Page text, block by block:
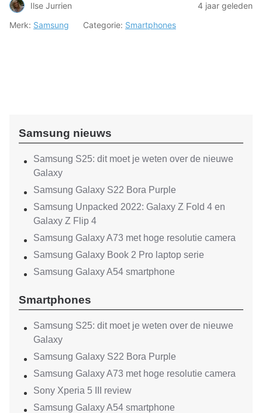
Ilse Jurrien
4 jaar geleden
Merk: Samsung Categorie: Smartphones
Samsung nieuws
Samsung S25: dit moet je weten over de nieuwe
Galaxy
Samsung Galaxy S22 Bora Purple
Samsung Unpacked 2022: Galaxy Z Fold 4 en
Galaxy Z Flip 4
Samsung Galaxy A73 met hoge resolutie camera
Samsung Galaxy Book 2 Pro laptop serie
Samsung Galaxy A54 smartphone
Smartphones
Samsung S25: dit moet je weten over de nieuwe
Galaxy
Samsung Galaxy S22 Bora Purple
Samsung Galaxy A73 met hoge resolutie camera
Sony Xperia 5 III review
Samsung Galaxy A54 smartphone